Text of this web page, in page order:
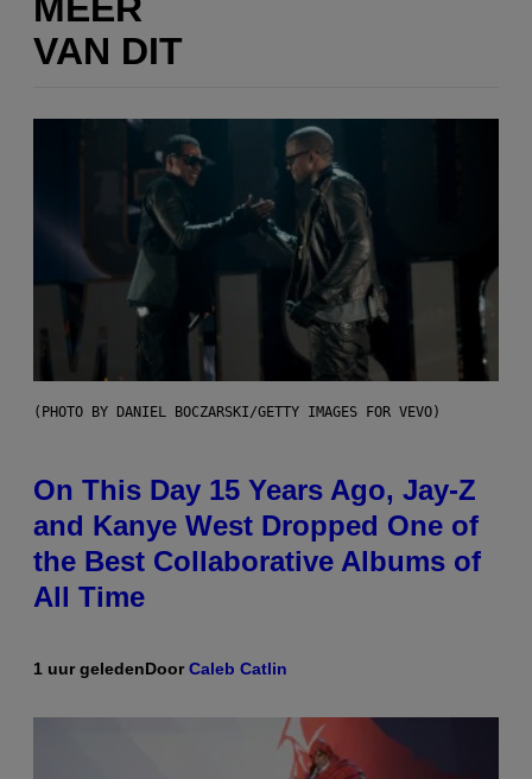
VAN DIT
(PHOTO BY DANIEL BOCZARSKI/GETTY IMAGES FOR VEVO)
On This Day 15 Years Ago, Jay-Z
and Kanye West Dropped One of
the Best Collaborative Albums of
All Time
1 uur geledenDoorCaleb Catlin